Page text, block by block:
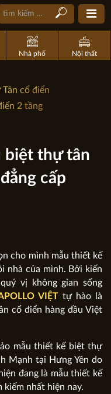
Nhà phố Nội thất
cổ điển
2 tầng
biệt thự tân
cấp
cho mình mẫu thiết kế
nhà của mình. Bởi kiến
vị không gian sống
VIỆT tự hào là
cổ điển hàng đầu Việt
mẫu thiết kế biệt thự
Mạnh tại Hưng Yên do
đang là mẫu thiết kế
nhất hiện nay.